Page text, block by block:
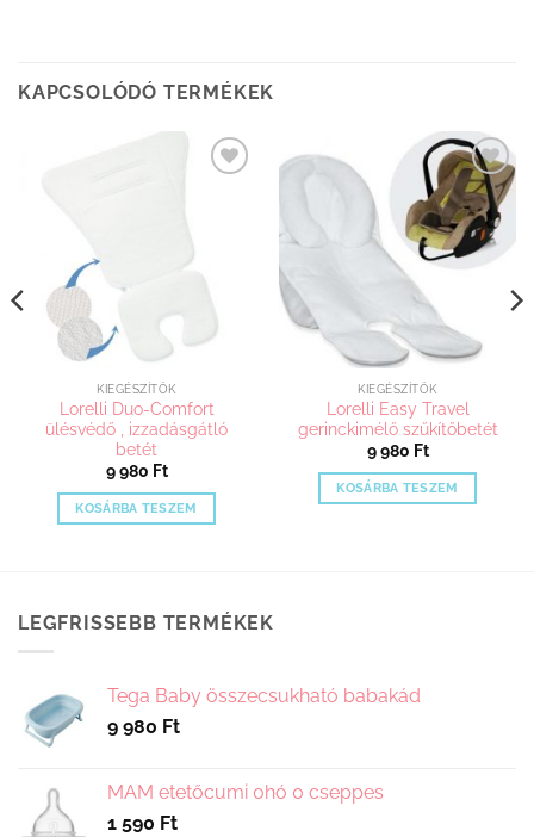
KAPCSOLÓDÓ TERMÉKEK
KIEGÉSZÍTŐK
Lorelli Duo-Comfort
ülésvédő , izzadásgátló
betét
9 980 Ft
KOSÁRBA TESZEM
Kedvenceimhez
adom
KIEGÉSZÍTŐK
Lorelli Easy Travel
gerinckimélő szűkítőbetét
9 980 Ft
KOSÁRBA TESZEM
LEGFRISSEBB TERMÉKEK
Tega Baby összecsukható babakád
9 980 Ft
MAM etetőcumi 0hó 0 cseppes
1 590 Ft